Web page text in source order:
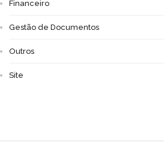
Financeiro
Gestão de Documentos
Outros
Site